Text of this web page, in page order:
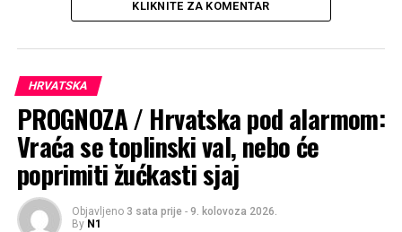
Submit Rating
POVEZANE TEME :
PROGNOZA / Stiže novi val izraženih pljuskova i
grmljavine, prijeti i novo nevrijeme
NE PROPUSTITE
PROGNOZA / Tek ćemo kratko predahnuti, evo kad stiže
novo jače pogoršanje
KLIKNITE ZA KOMENTAR
HRVATSKA
PROGNOZA / Hrvatska pod alarmom:
Vraća se toplinski val, nebo će
poprimiti žućkasti sjaj
Objavljeno 3 sata prije - 9. kolovoza 2026.
By N1